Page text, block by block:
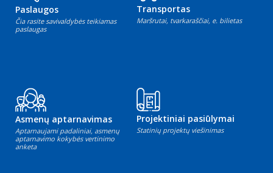
Paslaugos
Čia rasite savivaldybės teikiamas
paslaugas
Transportas
Maršrutai, tvarkaraščiai, e. bilietas
Asmenų aptarnavimas
Aptarnaujami padaliniai, asmenų
aptarnavimo kokybės vertinimo
anketa
Projektiniai pasiūlymai
Statinių projektų viešinimas